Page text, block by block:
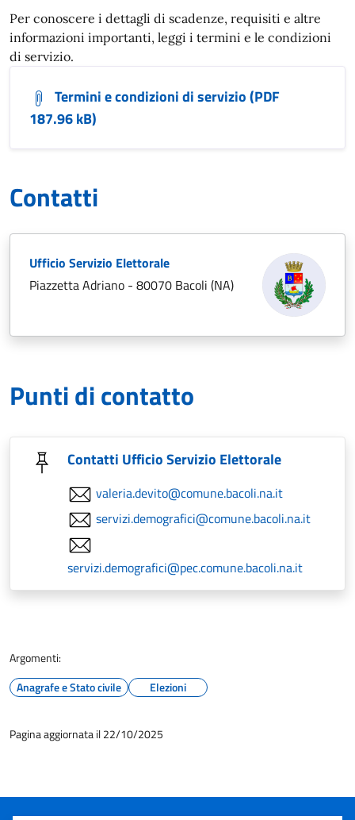
Per conoscere i dettagli di scadenze, requisiti e altre
informazioni importanti, leggi i termini e le condizioni
di servizio.
Termini e condizioni di servizio (PDF
187.96 kB)
Contatti
Ufficio Servizio Elettorale
Piazzetta Adriano - 80070 Bacoli (NA)
Punti di contatto
Contatti Ufficio Servizio Elettorale
valeria.devito@comune.bacoli.na.it
servizi.demografici@comune.bacoli.na.it
servizi.demografici@pec.comune.bacoli.na.it
Argomenti:
Anagrafe e Stato civile
Elezioni
Pagina aggiornata il 22/10/2025